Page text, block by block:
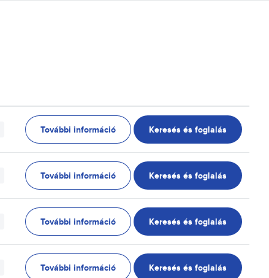
További információ Keresés és foglalás
További információ Keresés és foglalás
További információ Keresés és foglalás
További információ Keresés és foglalás